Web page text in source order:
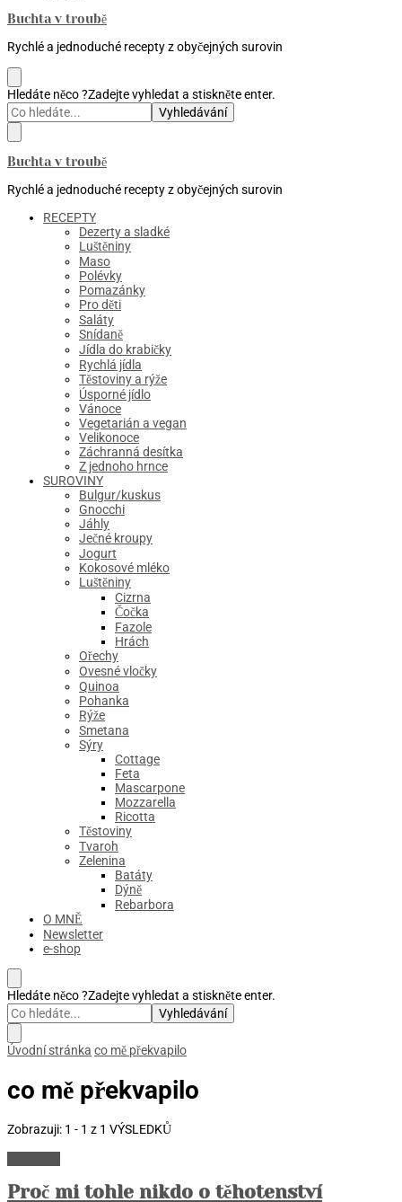
Buchta v troubě
Rychlé a jednoduché recepty z obyčejných surovin
Hledáte něco ?Zadejte vyhledat a stiskněte enter.
Buchta v troubě
Rychlé a jednoduché recepty z obyčejných surovin
RECEPTY
Dezerty a sladké
Luštěniny
Maso
Polévky
Pomazánky
Pro děti
Saláty
Snídaně
Jídla do krabičky
Rychlá jídla
Těstoviny a rýže
Úsporné jídlo
Vánoce
Vegetarián a vegan
Velikonoce
Záchranná desítka
Z jednoho hrnce
SUROVINY
Bulgur/kuskus
Gnocchi
Jáhly
Ječné kroupy
Jogurt
Kokosové mléko
Luštěniny
Cizrna
Čočka
Fazole
Hrách
Ořechy
Ovesné vločky
Quinoa
Pohanka
Rýže
Smetana
Sýry
Cottage
Feta
Mascarpone
Mozzarella
Ricotta
Těstoviny
Tvaroh
Zelenina
Batáty
Dýně
Rebarbora
O MNĚ
Newsletter
e-shop
Hledáte něco ?Zadejte vyhledat a stiskněte enter.
Úvodní stránka co mě překvapilo
co mě překvapilo
Zobrazuji: 1 - 1 z 1 VÝSLEDKŮ
Proč mi tohle nikdo o těhotenství